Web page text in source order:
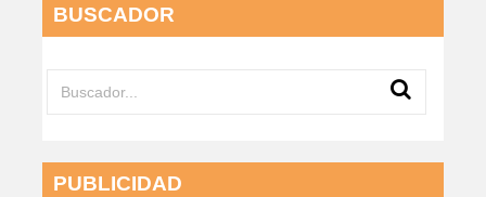
BUSCADOR
PUBLICIDAD